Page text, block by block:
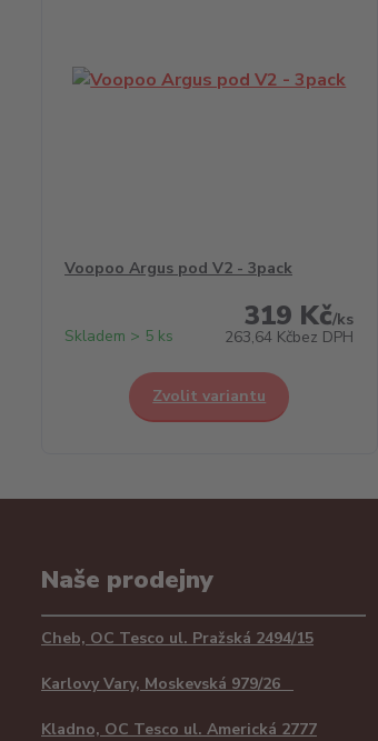
Voopoo Argus pod V2 - 3pack
319 Kč/ks
263,64 Kčbez DPH
Skladem > 5 ks
Zvolit variantu
Naše prodejny
Cheb, OC Tesco ul. Pražská 2494/15
Karlovy Vary, Moskevská 979/26
Kladno, OC Tesco ul. Americká 2777